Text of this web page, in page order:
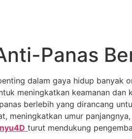
Panas
dalam gaya hidup banyak
meningkatkan keamanan dan
berlebih yang dirancang
meningkatkan umur
turut mendukung